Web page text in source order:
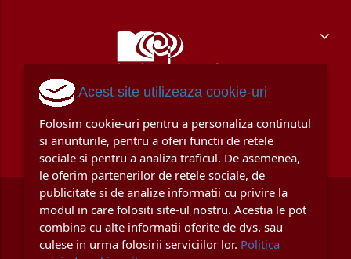
Acest site utilizeaza cookie-uri
Folosim cookie-uri pentru a personaliza continutul
si anunturile, pentru a oferi functii de retele
sociale si pentru a analiza traficul. De asemenea,
le oferim partenerilor de retele sociale, de
publicitate si de analize informatii cu privire la
modul in care folositi site-ul nostru. Acestia le pot
combina cu alte informatii oferite de dvs. sau
culese in urma folosirii serviciilor lor. Politica